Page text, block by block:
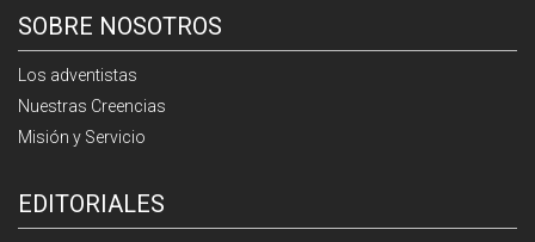
SOBRE NOSOTROS
Los adventistas
Nuestras Creencias
Misión y Servicio
EDITORIALES